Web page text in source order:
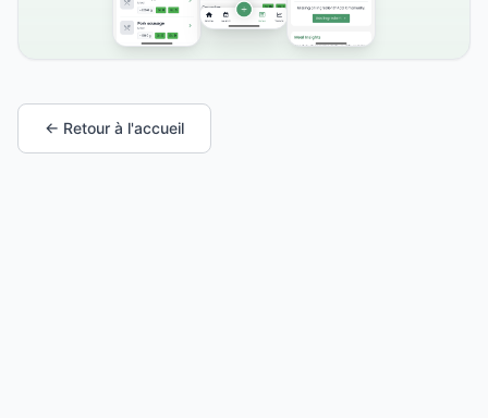
← Retour à l'accueil